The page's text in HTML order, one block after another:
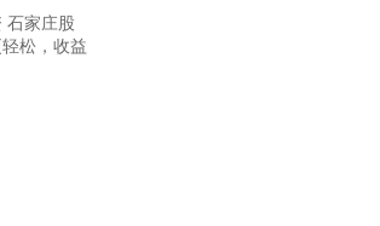
石家庄股
松，收益